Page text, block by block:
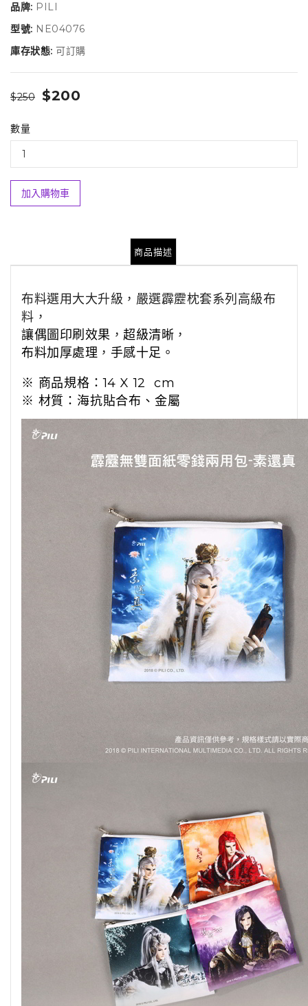
品牌: PILI
型號: NE04076
庫存狀態: 可訂購
$250 $200
數量
加入購物車
商品描述
布料選用大大升級，嚴選霹靂枕套系列高級布
料 ，
讓偶圖印刷效果 ， 超級清晰 ，
布料加厚處理 ， 手感十足。
※ 商品規格：14 X 12 cm
※ 材質：海抗貼合布、金屬